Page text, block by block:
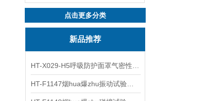
点击更多分类
新品推荐